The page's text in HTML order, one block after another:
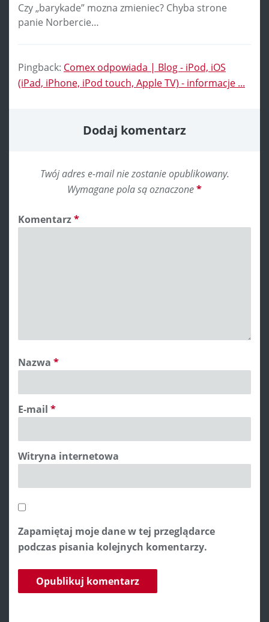
Czy „barykade” mozna zmieniec? Chyba strone
panie Norbercie…
Pingback: Comex odpowiada | Blog - iPod, iOS
(iPad, iPhone, iPod touch, Apple TV) - informacje ...
Dodaj komentarz
Twój adres e-mail nie zostanie opublikowany.
Wymagane pola są oznaczone*
Komentarz*
Nazwa *
E-mail *
Witryna internetowa
Zapamiętaj moje dane w tej przeglądarce
podczas pisania kolejnych komentarzy.